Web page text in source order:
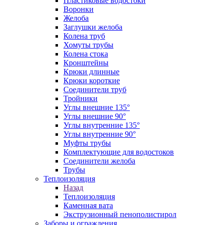
Воронки
Желоба
Заглушки желоба
Колена труб
Хомуты трубы
Колена стока
Кронштейны
Крюки длинные
Крюки короткие
Соединители труб
Тройники
Углы внешние 135°
Углы внешние 90°
Углы внутренние 135°
Углы внутренние 90°
Муфты трубы
Комплектующие для водостоков
Соединители желоба
Трубы
Теплоизоляция
Назад
Теплоизоляция
Каменная вата
Экструзионный пенополистирол
Заборы и ограждения